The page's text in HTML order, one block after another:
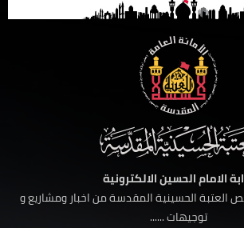
الامام الحسين الالكترونية
العتبة الحسينية المقدسة من اخبار ومشاريع و
توجيهات ......